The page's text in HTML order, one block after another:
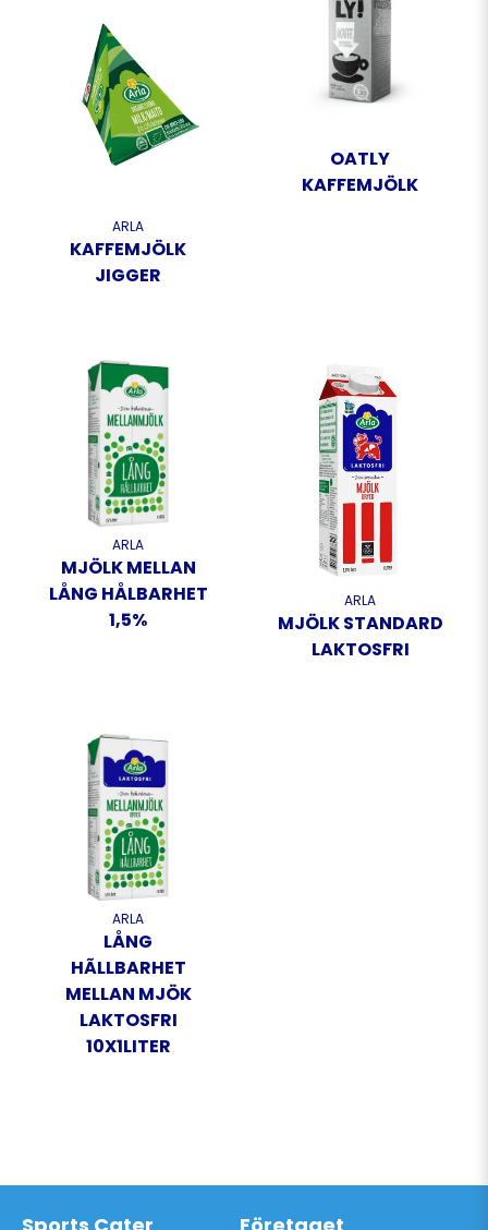
ARLA
KAFFEMJÖLK
JIGGER
OATLY
KAFFEMJÖLK
ARLA
MJÖLK MELLAN
LÅNG HÅLBARHET
1,5%
ARLA
MJÖLK STANDARD
LAKTOSFRI
ARLA
LÅNG
HÃLLBARHET
MELLAN MJÖK
LAKTOSFRI
10X1LITER